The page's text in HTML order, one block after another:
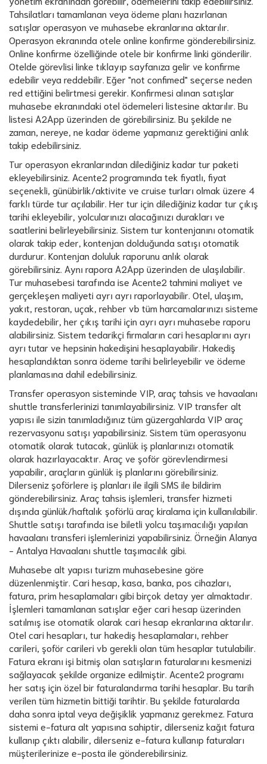
Tahsilatları tamamlanan veya ödeme planı hazırlanan
satışlar operasyon ve muhasebe ekranlarına aktarılır.
Operasyon ekranında otele online konfirme gönderebilirsiniz.
Online konfirme özelliğinde otele bir konfirme linki gönderilir.
Otelde görevlisi linke tıklayıp sayfanıza gelir ve konfirme
edebilir veya reddebilir. Eğer "not confimed" seçerse neden
red ettiğini belirtmesi gerekir. Konfirmesi alınan satışlar
muhasebe ekranındaki otel ödemeleri listesine aktarılır. Bu
listesi A2App üzerinden de görebilirsiniz. Bu şekilde ne
zaman, nereye, ne kadar ödeme yapmanız gerektiğini anlık
takip edebilirsiniz.
Tur operasyon ekranlarından dilediğiniz kadar tur paketi
ekleyebilirsiniz. Acente2 programında tek fiyatlı, fiyat
seçenekli, günübirlik/aktivite ve cruise turları olmak üzere 4
farklı türde tur açılabilir. Her tur için dilediğiniz kadar tur çıkış
tarihi ekleyebilir, yolcularınızı alacağınızı durakları ve
saatlerini belirleyebilirsiniz. Sistem tur kontenjanını otomatik
olarak takip eder, kontenjan dolduğunda satışı otomatik
durdurur. Kontenjan doluluk raporunu anlık olarak
görebilirsiniz. Aynı rapora A2App üzerinden de ulaşılabilir.
Tur muhasebesi tarafında ise Acente2 tahmini maliyet ve
gerçekleşen maliyeti ayrı ayrı raporlayabilir. Otel, ulaşım,
yakıt, restoran, uçak, rehber vb tüm harcamalarınızı sisteme
kaydedebilir, her çıkış tarihi için ayrı ayrı muhasebe raporu
alabilirsiniz. Sistem tedarikçi firmaların cari hesaplarını ayrı
ayrı tutar ve hepsinin hakedişini hesaplayabilir. Hakediş
hesaplandıktan sonra ödeme tarihi belirleyebilir ve ödeme
planlamasına dahil edebilirsiniz.
Transfer operasyon sisteminde VIP, araç tahsis ve havaalanı
shuttle transferlerinizi tanımlayabilirsiniz. VIP transfer alt
yapısı ile sizin tanımladığınız tüm güzergahlarda VIP araç
rezervasyonu satışı yapabilirsiniz. Sistem tüm operasyonu
otomatik olarak tutacak, günlük iş planlarınızı otomatik
olarak hazırlayacaktır. Araç ve şoför görevlendirmesi
yapabilir, araçların günlük iş planlarını görebilirsiniz.
Dilerseniz şoförlere iş planları ile ilgili SMS ile bildirim
gönderebilirsiniz. Araç tahsis işlemleri, transfer hizmeti
dışında günlük/haftalık şoförlü araç kiralama için kullanılabilir.
Shuttle satışı tarafında ise biletli yolcu taşımacılığı yapılan
havaalanı transferi işlemlerinizi yapabilirsiniz. Örneğin Alanya
- Antalya Havaalanı shuttle taşımacılık gibi.
Muhasebe alt yapısı turizm muhasebesine göre
düzenlenmiştir. Cari hesap, kasa, banka, pos cihazları,
fatura, prim hesaplamaları gibi birçok detay yer almaktadır.
İşlemleri tamamlanan satışlar eğer cari hesap üzerinden
satılmış ise otomatik olarak cari hesap ekranlarına aktarılır.
Otel cari hesapları, tur hakediş hesaplamaları, rehber
carileri, şoför carileri vb gerekli olan tüm hesaplar tutulabilir.
Fatura ekranı işi bitmiş olan satışların faturalarını kesmenizi
sağlayacak şekilde organize edilmiştir. Acente2 programı
her satış için özel bir faturalandırma tarihi hesaplar. Bu tarih
verilen tüm hizmetin bittiği tarihtir. Bu şekilde faturalarda
daha sonra iptal veya değişiklik yapmanız gerekmez. Fatura
sistemi e-fatura alt yapısına sahiptir, dilerseniz kağıt fatura
kullanıp çıktı alabilir, dilerseniz e-fatura kullanıp faturaları
müşterilerinize e-posta ile gönderebilirsiniz.